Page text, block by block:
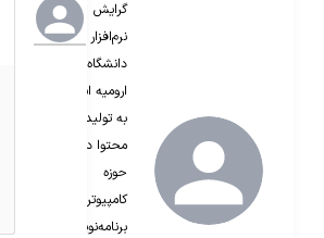
گرایش
نرم‌افزار از
دانشگاه
ارومیه است.
به تولید
محتوا در
حوزه
کامپیوتر،
برنامه‌نویسی